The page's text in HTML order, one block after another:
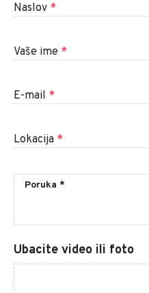
Naslov *
Vaše ime *
E-mail *
Lokacija *
Ubacite video ili foto